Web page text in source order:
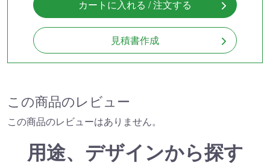
カートに入れる / 注文する
見積書作成
この商品のレビュー
この商品のレビューはありません。
用途、デザインから探す